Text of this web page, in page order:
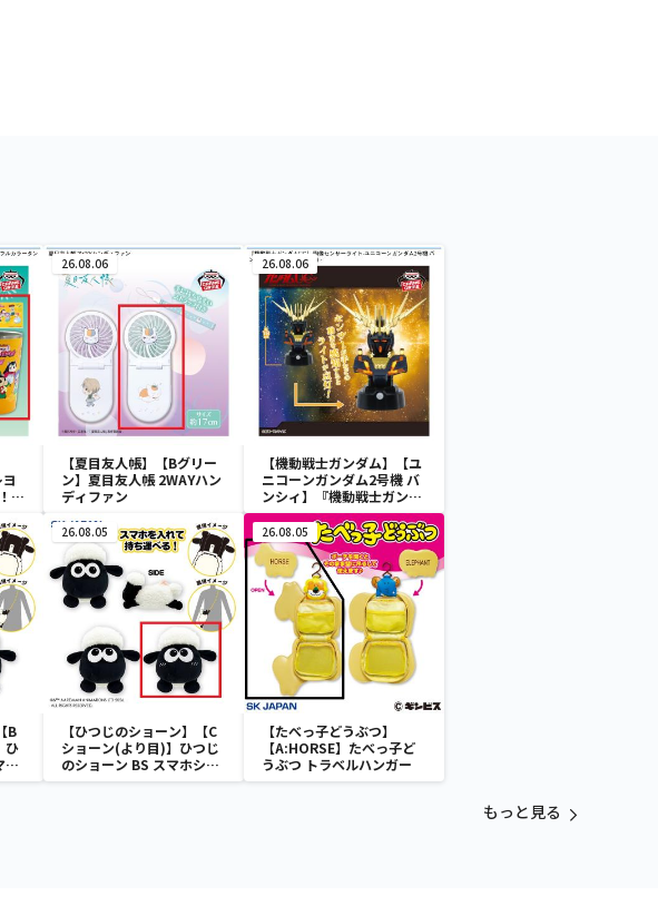
オ
26.08.06
【夏目友人帳】【Bグリー
ン】夏目友人帳 2WAYハン
ディファン
26.08.06
【機動戦士ガンダム】【ユ
ニコーンガンダム2号機 バ
ンシィ】『機動戦士ガンダ
ムUC』 胸像センサーライ
ト-ユニコーンガンダム2号
機 バンシィ（デストロイモ
ード）-
B
ひ
ホ
26.08.05
【ひつじのショーン】【C
ショーン(より目)】ひつじ
のショーン BS スマホショ
ーンルダー
26.08.05
【たべっ子どうぶつ】
【A:HORSE】たべっ子ど
うぶつ トラベルハンガー
もっと見る